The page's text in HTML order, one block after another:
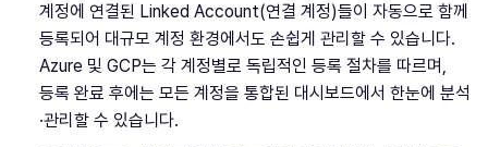
계정에 연결된 Linked Account(연결 계정)들이 자동으로 함께
등록되어 대규모 계정 환경에서도 손쉽게 관리할 수 있습니다.
Azure 및 GCP는 각 계정별로 독립적인 등록 절차를 따르며,
등록 완료 후에는 모든 계정을 통합된 대시보드에서 한눈에 분석
·관리할 수 있습니다.